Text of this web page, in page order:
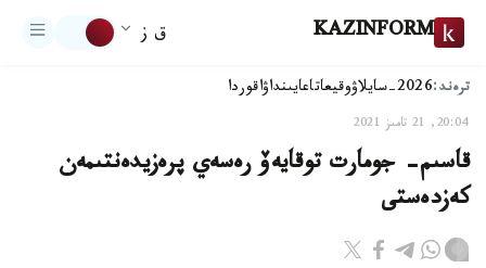
KAZINFORM ق ز
ترەند:2026-سايلاۋ وقيعاتاعايىنداۋاقوردا
20:04, 21 تامىز 2021
قاسىم- جومارت توقايەۆ رەسەي پرەزيدەنتىمەن
كەزدەستى